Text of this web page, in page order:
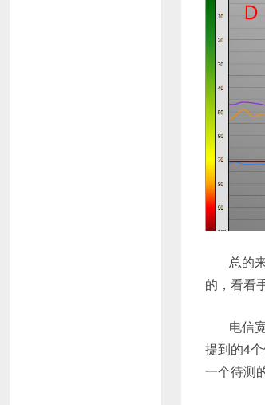
总的
的，看看
电信
提到的4
一个待测